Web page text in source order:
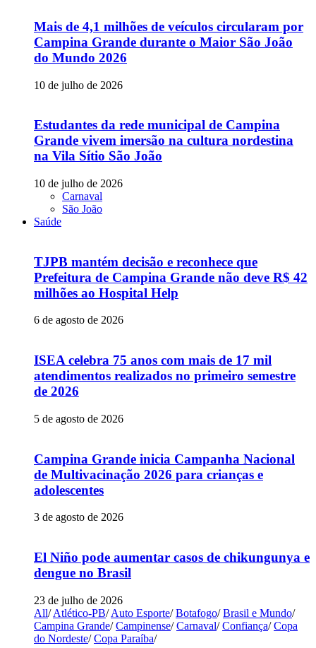
Mais de 4,1 milhões de veículos circularam por
Campina Grande durante o Maior São João
do Mundo 2026
10 de julho de 2026
Estudantes da rede municipal de Campina
Grande vivem imersão na cultura nordestina
na Vila Sítio São João
10 de julho de 2026
Carnaval
São João
Saúde
TJPB mantém decisão e reconhece que
Prefeitura de Campina Grande não deve R$ 42
milhões ao Hospital Help
6 de agosto de 2026
ISEA celebra 75 anos com mais de 17 mil
atendimentos realizados no primeiro semestre
de 2026
5 de agosto de 2026
Campina Grande inicia Campanha Nacional
de Multivacinação 2026 para crianças e
adolescentes
3 de agosto de 2026
El Niño pode aumentar casos de chikungunya e
dengue no Brasil
23 de julho de 2026
All/ Atlético-PB/ Auto Esporte/ Botafogo/ Brasil e Mundo/
Campina Grande/ Campinense/ Carnaval/ Confiança/ Copa
do Nordeste/ Copa Paraíba/